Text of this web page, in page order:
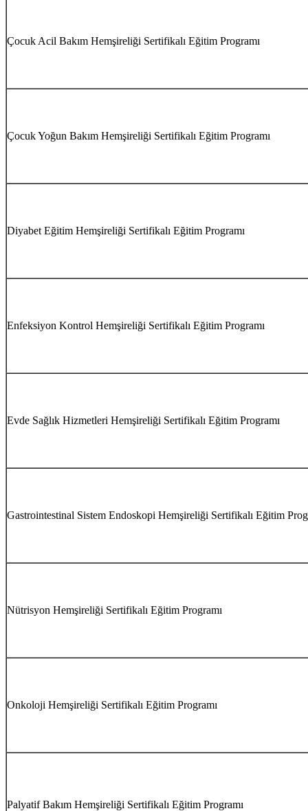
Çocuk Acil Bakım Hemşireliği Sertifikalı Eğitim Programı
Çocuk Yoğun Bakım Hemşireliği Sertifikalı Eğitim Programı
Diyabet Eğitim Hemşireliği Sertifikalı Eğitim Programı
Enfeksiyon Kontrol Hemşireliği Sertifikalı Eğitim Programı
Evde Sağlık Hizmetleri Hemşireliği Sertifikalı Eğitim Programı
Gastrointestinal Sistem Endoskopi Hemşireliği Sertifikalı Eğitim
Nütrisyon Hemşireliği Sertifikalı Eğitim Programı
Onkoloji Hemşireliği Sertifikalı Eğitim Programı
Palyatif Bakım Hemşireliği Sertifikalı Eğitim Programı